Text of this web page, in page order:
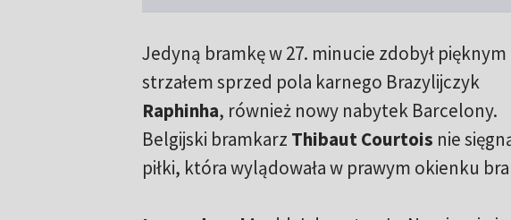
Jedyną bramkę w 27. minucie zdobył pięknym
strzałem sprzed pola karnego Brazylijczyk
Raphinha, również nowy nabytek Barcelony.
Belgijski bramkarz Thibaut Courtois nie
piłki, która wylądowała w prawym okienku